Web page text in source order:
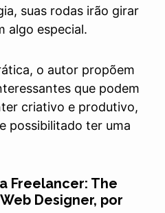
suas rodas irão girar
algo especial.
o autor propõem
que podem
criativo e produtivo,
possibilitado ter uma
Freelancer: The
Designer, por